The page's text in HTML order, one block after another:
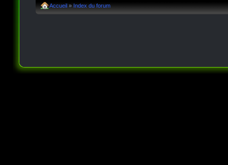
Accueil » Index du forum